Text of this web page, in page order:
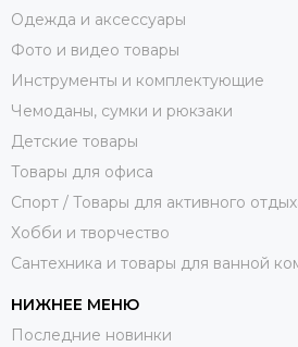
Одежда и аксессуары
Фото и видео товары
Инструменты и комплектующие
Чемоданы, сумки и рюкзаки
Детские товары
Товары для офиса
Спорт / Товары для активного
Хобби и творчество
Сантехника и товары для ванной
НИЖНЕЕ МЕНЮ
Последние новинки